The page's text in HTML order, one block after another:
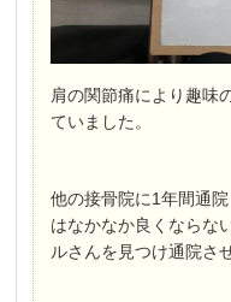
肩の関節痛により趣味
ていました。
他の接骨院に1年間通
はなかなか良くならな
ルさんを見つけ通院さ